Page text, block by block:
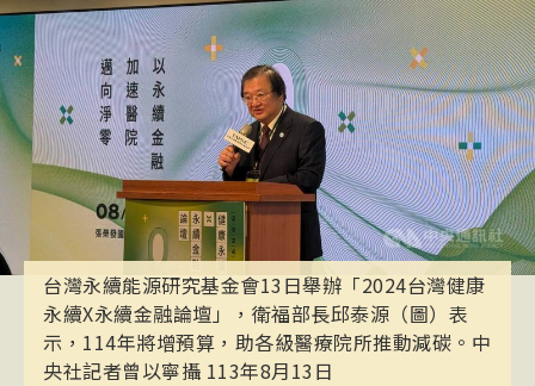
台灣永續能源研究基金會13日舉辦「2024台灣健康
永續X永續金融論壇」，衛福部長邱泰源（圖）表
示，114年將增預算，助各級醫療院所推動減碳。中
央社記者曾以寧攝 113年8月13日